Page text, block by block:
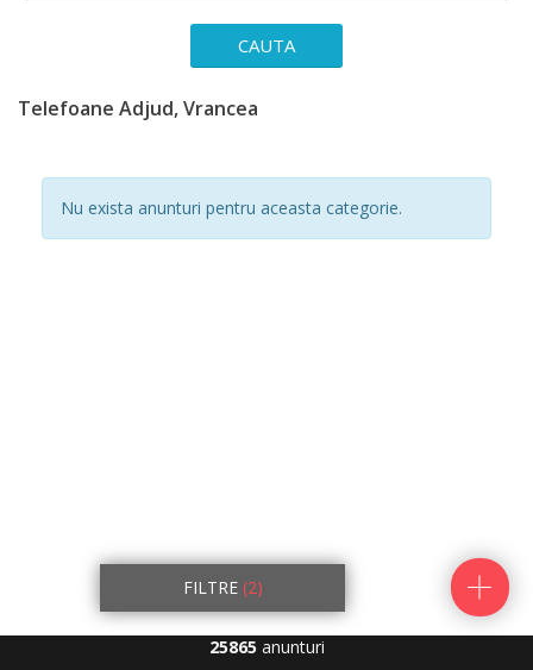
CAUTA
Telefoane Adjud, Vrancea
Nu exista anunturi pentru aceasta categorie.
FILTRE (2)
25865 anunturi